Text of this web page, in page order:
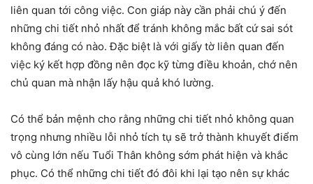
liên quan tới công việc. Con giáp này cần phải chú ý đến
những chi tiết nhỏ nhất để tránh không mắc bất cứ sai sót
không đáng có nào. Đặc biệt là với giấy tờ liên quan đến
việc ký kết hợp đồng nên đọc kỹ từng điều khoản, chớ nên
chủ quan mà nhận lấy hậu quả khó lường.
Có thể bản mệnh cho rằng những chi tiết nhỏ không quan
trọng nhưng nhiều lỗi nhỏ tích tụ sẽ trở thành khuyết điểm
vô cùng lớn nếu Tuổi Thân không sớm phát hiện và khắc
phục. Có thể những chi tiết đó đôi khi lại tạo nên sự khác